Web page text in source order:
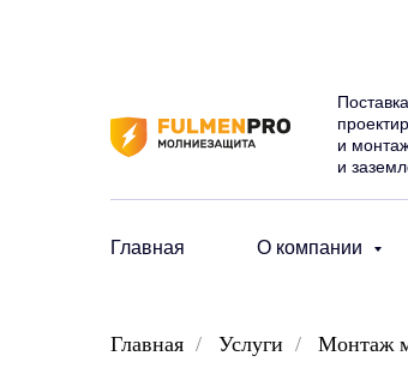
и
и
Главная О компании
Главная / Услуги / Монтаж